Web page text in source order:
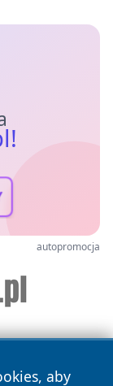
autopromocja
aby